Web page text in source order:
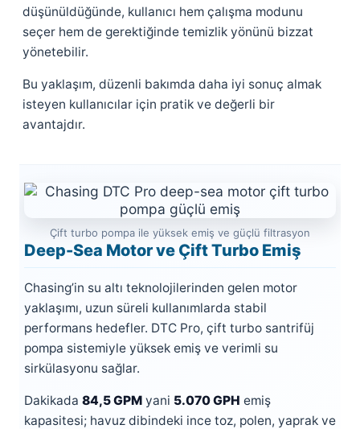
düşünüldüğünde, kullanıcı hem çalışma modunu
seçer hem de gerektiğinde temizlik yönünü bizzat
yönetebilir.
Bu yaklaşım, düzenli bakımda daha iyi sonuç almak
isteyen kullanıcılar için pratik ve değerli bir
avantajdır.
Deep-Sea Motor ve Çift Turbo Emiş
Chasing’in su altı teknolojilerinden gelen motor
yaklaşımı, uzun süreli kullanımlarda stabil
performans hedefler. DTC Pro, çift turbo santrifüj
pompa sistemiyle yüksek emiş ve verimli su
sirkülasyonu sağlar.
Dakikada 84,5 GPM yani 5.070 GPH emiş
kapasitesi; havuz dibindeki ince toz, polen, yaprak ve
Çift turbo pompa ile yüksek emiş ve güçlü filtrasyon